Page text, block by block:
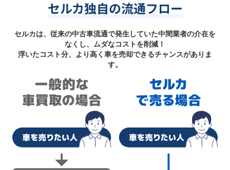
セルカ独自の流通フロー
セルカは、従来の中古車流通で発生していた中間業者の介在を
なくし、ムダなコストを削減！
浮いたコスト分、より高く車を売却できるチャンスがありま
す。